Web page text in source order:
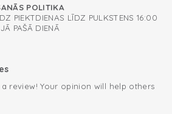
nesatur kaitīgas vielas
POLITIKA
PIEKTDIENAS LĪDZ PULKSTENS 16:00
PAŠĀ DIENĀ
review! Your opinion will help others